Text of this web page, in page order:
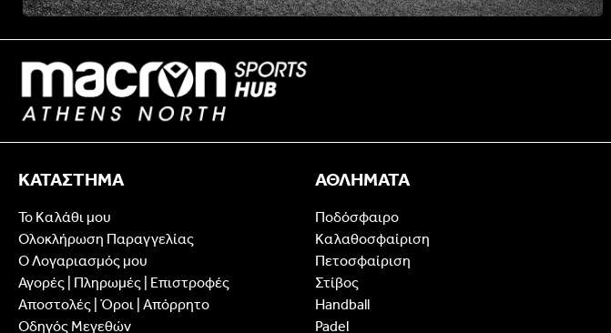
ΚΑΤΑΣΤΗΜΑ
Το Καλάθι μου
Ολοκλήρωση Παραγγελίας
Ο Λογαριασμός μου
Αγορές | Πληρωμές | Επιστροφές
Αποστολές | Όροι | Απόρρητο
Οδηγός Μεγεθών
ΑΘΛΗΜΑΤΑ
Ποδόσφαιρο
Καλαθοσφαίριση
Πετοσφαίριση
Στίβος
Handball
Padel